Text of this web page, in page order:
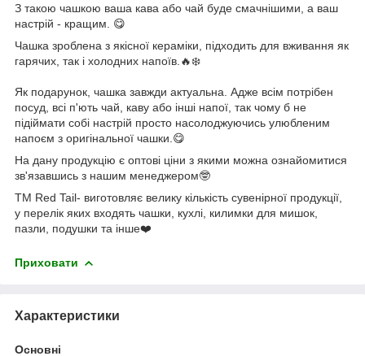
З такою чашкою ваша кава або чай буде смачнішими, а ваш
настрій - кращим. 😋
Чашка зроблена з якісної кераміки, підходить для вживання як
гарячих, так і холодних напоїв.🔥❄️
Як подарунок, чашка завжди актуальна. Адже всім потрібен
посуд, всі п'ють чай, каву або інші напої, так чому б не
підіймати собі настрій просто насолоджуючись улюбленим
напоєм з оригінальної чашки.😋
На дану продукцію є оптові ціни з якими можна ознайомитися
зв'язавшись з нашим менеджером🤓
ТМ Red Tail- виготовляє велику кількість сувенірної продукції,
у перелік яких входять чашки, кухлі, килимки для мишок,
пазли, подушки та інше❤️
Приховати
Характеристики
Основні